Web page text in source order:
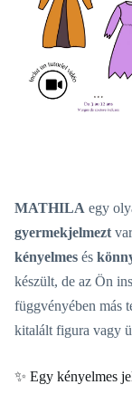
MATHILA egy
gyermekjelmezt
kényelmes és
készült, de az Ön
függvényében más
kitalált figura vagy
✨ Egy kényelmes